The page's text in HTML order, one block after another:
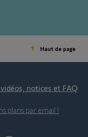
Haut de page
notices et FAQ
plans par email !